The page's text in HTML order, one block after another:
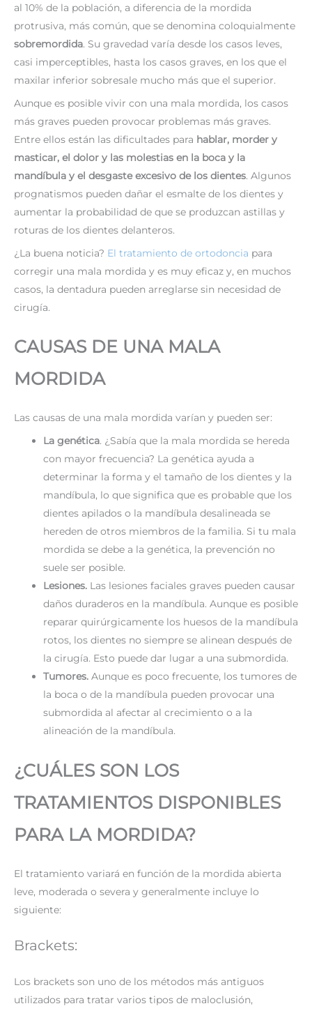
al 10% de la población, a diferencia de la mordida
protrusiva, más común, que se denomina coloquialmente
sobremordida. Su gravedad varía desde los casos leves,
casi imperceptibles, hasta los casos graves, en los que el
maxilar inferior sobresale mucho más que el superior.
Aunque es posible vivir con una mala mordida, los casos
más graves pueden provocar problemas más graves.
Entre ellos están las dificultades para hablar, morder y
masticar, el dolor y las molestias en la boca y la
mandíbula y el desgaste excesivo de los dientes. Algunos
prognatismos pueden dañar el esmalte de los dientes y
aumentar la probabilidad de que se produzcan astillas y
roturas de los dientes delanteros.
¿La buena noticia? El tratamiento de ortodoncia para
corregir una mala mordida y es muy eficaz y, en muchos
casos, la dentadura pueden arreglarse sin necesidad de
cirugía.
CAUSAS DE UNA MALA
MORDIDA
Las causas de una mala mordida varían y pueden ser:
La genética. ¿Sabía que la mala mordida se hereda
con mayor frecuencia? La genética ayuda a
determinar la forma y el tamaño de los dientes y la
mandíbula, lo que significa que es probable que los
dientes apilados o la mandíbula desalineada se
hereden de otros miembros de la familia. Si tu mala
mordida se debe a la genética, la prevención no
suele ser posible.
Lesiones. Las lesiones faciales graves pueden causar
daños duraderos en la mandíbula. Aunque es posible
reparar quirúrgicamente los huesos de la mandíbula
rotos, los dientes no siempre se alinean después de
la cirugía. Esto puede dar lugar a una submordida.
Tumores. Aunque es poco frecuente, los tumores de
la boca o de la mandíbula pueden provocar una
submordida al afectar al crecimiento o a la
alineación de la mandíbula.
¿CUÁLES SON LOS
TRATAMIENTOS DISPONIBLES
PARA LA MORDIDA?
El tratamiento variará en función de la mordida abierta
leve, moderada o severa y generalmente incluye lo
siguiente:
Brackets:
Los brackets son uno de los métodos más antiguos
utilizados para tratar varios tipos de maloclusión,